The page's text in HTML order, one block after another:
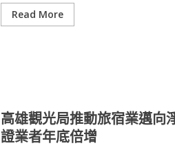
Read More
高雄觀光局推動旅宿業邁向
證業者年底倍增